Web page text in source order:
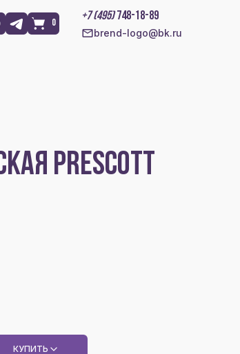
0
+7 (495)748-18-89
brend-logo@bk.ru
PRESCOTT
КУПИТЬ